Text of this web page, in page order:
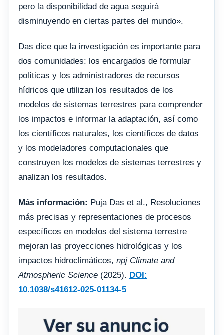
pero la disponibilidad de agua seguirá
disminuyendo en ciertas partes del mundo».
Das dice que la investigación es importante para
dos comunidades: los encargados de formular
políticas y los administradores de recursos
hídricos que utilizan los resultados de los
modelos de sistemas terrestres para comprender
los impactos e informar la adaptación, así como
los científicos naturales, los científicos de datos
y los modeladores computacionales que
construyen los modelos de sistemas terrestres y
analizan los resultados.
Más información: Puja Das et al., Resoluciones
más precisas y representaciones de procesos
específicos en modelos del sistema terrestre
mejoran las proyecciones hidrológicas y los
impactos hidroclimáticos, npj Climate and
Atmospheric Science (2025). DOI:
10.1038/s41612-025-01134-5